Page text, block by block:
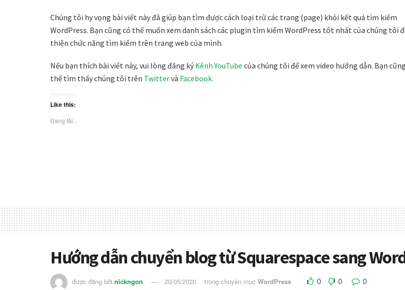
Chúng tôi hy vọng bài viết này đã giúp bạn tìm được cách loại trừ các trang (page) khỏi kết quả tìm kiếm
WordPress. Bạn cũng có thể muốn xem danh sách các plugin tìm kiếm WordPress tốt nhất của chúng tôi
thiện chức năng tìm kiếm trên trang web của mình.
Nếu bạn thích bài viết này, vui lòng đăng ký Kênh YouTube của chúng tôi để xem video hướng dẫn. Bạn
thể tìm thấy chúng tôi trên Twittervà Facebook.
Like this:
Đang tải...
Hướng dẫn chuyển blog từ Squarespace sang
được đăng bởi nickngon 20/05/2020 trong chuyên mục WordPress 0 0 0